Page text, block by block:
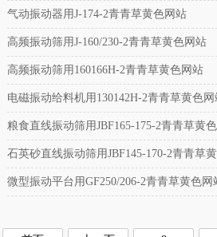
气动振动器用J-174-2青青草黄色网站
高频振动筛用J-160/230-2青青草黄色网站
高频振动筛用160166H-2青青草黄色网站
电磁振动给料机用130142H-2青青草黄色网
粮食直线振动筛用JBF165-175-2青青草黄
石英砂直线振动筛用JBF145-170-2青青草
微型振动平台用GF250/206-2青青草黄色网